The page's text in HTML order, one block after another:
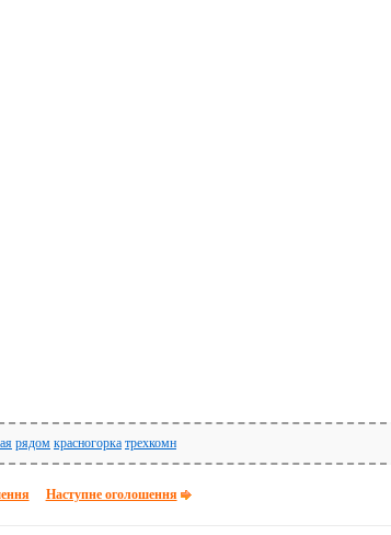
рядом красногорка трехкомн
Наступне оголошення